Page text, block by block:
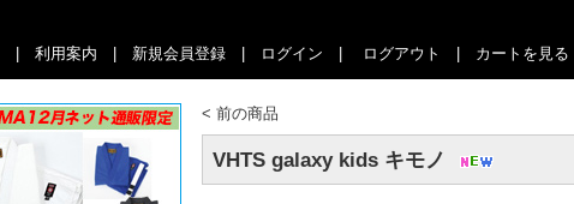
利用案内 新規会員登録 ログイン ログアウト カートを見る
< 前の商品
VHTS galaxy kids キモノ